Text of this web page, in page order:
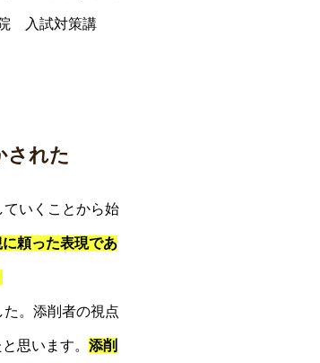
院 入試対策講
された
いくことから始
頼った表現であ
。添削者の視点
思います。 添削